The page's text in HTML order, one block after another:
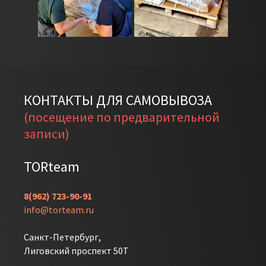
2335 мм
⌀ 1150 мм
635 мм
5
6
3
1
КОНТАКТЫ ДЛЯ САМОВЫВОЗА
(посещение по предварительной
записи)
TORteam
8(962) 723-90-91
info@torteam.ru
Санкт-Петербург,
Лиговский проспект 50Т